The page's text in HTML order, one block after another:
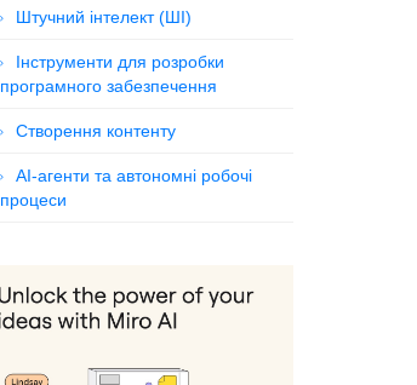
Штучний інтелект (ШІ)
Інструменти для розробки
програмного забезпечення
Створення контенту
AI-агенти та автономні робочі
процеси